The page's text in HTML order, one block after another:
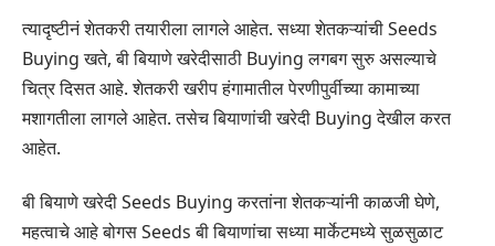
त्यादृष्टीनं शेतकरी तयारीला लागले आहेत. सध्या शेतकऱ्यांची Seeds
Buying खते, बी बियाणे खरेदीसाठी Buying लगबग सुरु असल्याचे
चित्र दिसत आहे. शेतकरी खरीप हंगामातील पेरणीपुर्वीच्या कामाच्या
मशागतीला लागले आहेत. तसेच बियाणांची खरेदी Buying देखील करत
आहेत.
बी बियाणे खरेदी Seeds Buying करतांना शेतकऱ्यांनी काळजी घेणे,
महत्वाचे आहे बोगस Seeds बी बियाणांचा सध्या मार्केटमध्ये सुळसुळाट